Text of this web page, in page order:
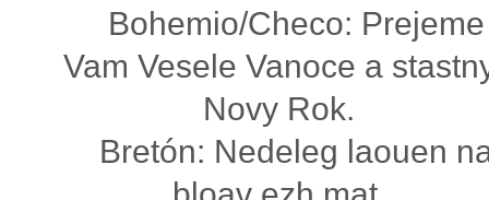
Bohemio/Checo: Prejeme
Vam Vesele Vanoce a
Novy Rok.
Bretón: Nedeleg laouen